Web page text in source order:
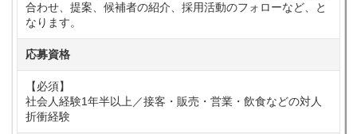
合わせ、提案、候補者の紹介、採用活動のフォローなど、と
なります。
応募資格
【必須】
社会人経験1年半以上／接客・販売・営業・飲食などの対人
折衝経験